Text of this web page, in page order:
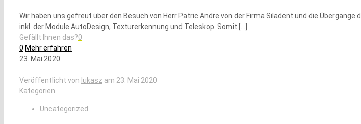
Wir haben uns gefreut über den Besuch von Herr Patric Andre von der Firma Siladent und die
inkl. der Module AutoDesign, Texturerkennung und Teleskop. Somit […]
Gefällt Ihnen das?0
0 Mehr erfahren
23. Mai 2020
Veröffentlicht von lukasz am 23. Mai 2020
Kategorien
Uncategorized